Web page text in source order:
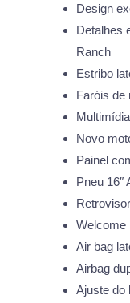
Design
Detalhes
Ranch
Estribo
Faróis de
Novo
Painel
Pneu 16″
Welcome
Air bag
Airbag
Ajuste do